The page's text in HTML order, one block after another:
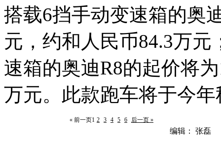
搭载6挡手动变速箱的奥
元，约和人民币84.3万元
速箱的奥迪R8的起价将
万元。此款跑车将于今
« 前一页1 2 3 4 5 6 后一页 »
编辑： 张磊